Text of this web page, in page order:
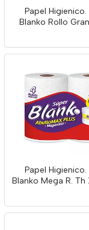
Papel Higienico.
Blanko Rollo
Papel Higienico.
Blanko Mega R. Th